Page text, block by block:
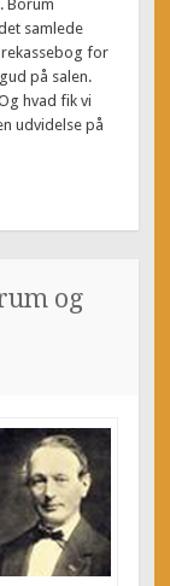
Borum
samlede
for
på salen.
hvad fik vi
udvidelse på
og